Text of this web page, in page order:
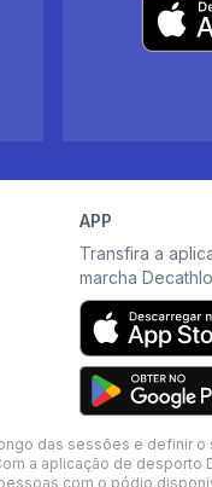
APP
Transfira a
marcha
das sessões e definir
a aplicação de desporto
com o pódio